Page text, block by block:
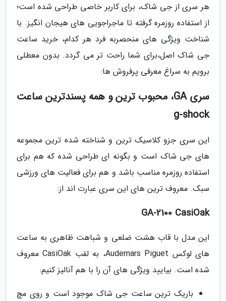
هر سری از جی شاک، برای کاربر خاصی طراحی شده است؛
از استفاده روزمره گرفته تا ماجراجویی های هیجان انگیز. با
شناخت ویژگی های منحصربه فرد هر کدام، خرید ساعت
جی شاک اصل،برای شما راحت تر می گردد. بدون معطلی
برویم به سراغ معرفی پرفروش ها:
سری GA، محبوب ترین و همه پسندترین ساعت
g-shock
این سری جزو کلاسیک ترین و شناخته شده ترین مجموعه
های جی شاک است و بگونه ای طراحی شده که هم برای
استفاده روزمره مناسب باشد و هم برای فعالیت های ورزشی
سبک. معروف ترین های این سری عبارت اند از:
GA-2100 CasiOak
این مدل با قاب هشت ضلعی و شباهت ظاهری به ساعت
های لوکس Audemars Piguet، به لقب CasiOak معروف
شده است. بیایید ویژگی های آن را با هم آنالیز کنیم:
باریک ترین ساعت جی شاک موجود است و روی مچ